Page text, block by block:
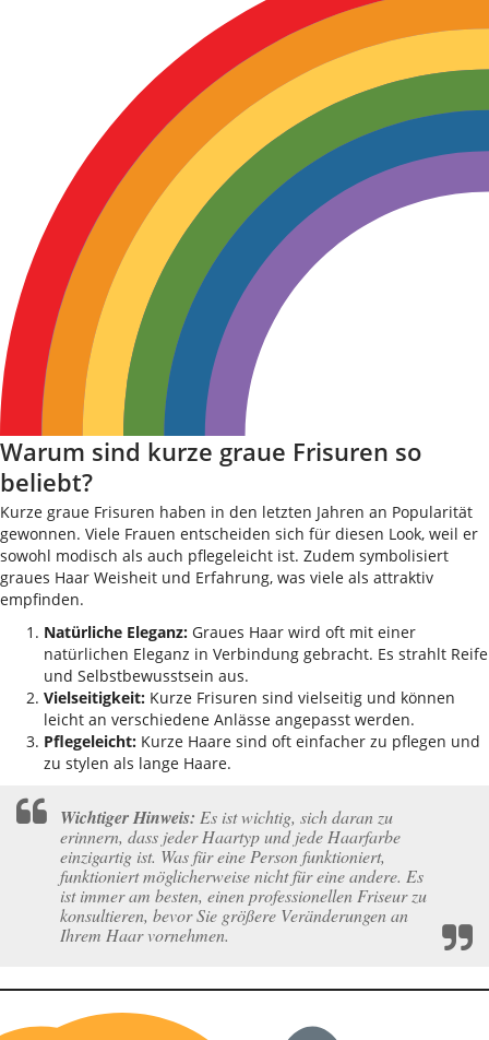
Warum sind kurze graue Frisuren so
beliebt?
Kurze graue Frisuren haben in den letzten Jahren an Popularität
gewonnen. Viele Frauen entscheiden sich für diesen Look, weil er
sowohl modisch als auch pflegeleicht ist. Zudem symbolisiert
graues Haar Weisheit und Erfahrung, was viele als attraktiv
empfinden.
Natürliche Eleganz: Graues Haar wird oft mit einer
natürlichen Eleganz in Verbindung gebracht. Es strahlt Reife
und Selbstbewusstsein aus.
Vielseitigkeit: Kurze Frisuren sind vielseitig und können
leicht an verschiedene Anlässe angepasst werden.
Pflegeleicht: Kurze Haare sind oft einfacher zu pflegen und
zu stylen als lange Haare.
Wichtiger Hinweis: Es ist wichtig, sich daran zu
erinnern, dass jeder Haartyp und jede Haarfarbe
einzigartig ist. Was für eine Person funktioniert,
funktioniert möglicherweise nicht für eine andere. Es
ist immer am besten, einen professionellen Friseur zu
konsultieren, bevor Sie größere Veränderungen an
Ihrem Haar vornehmen.